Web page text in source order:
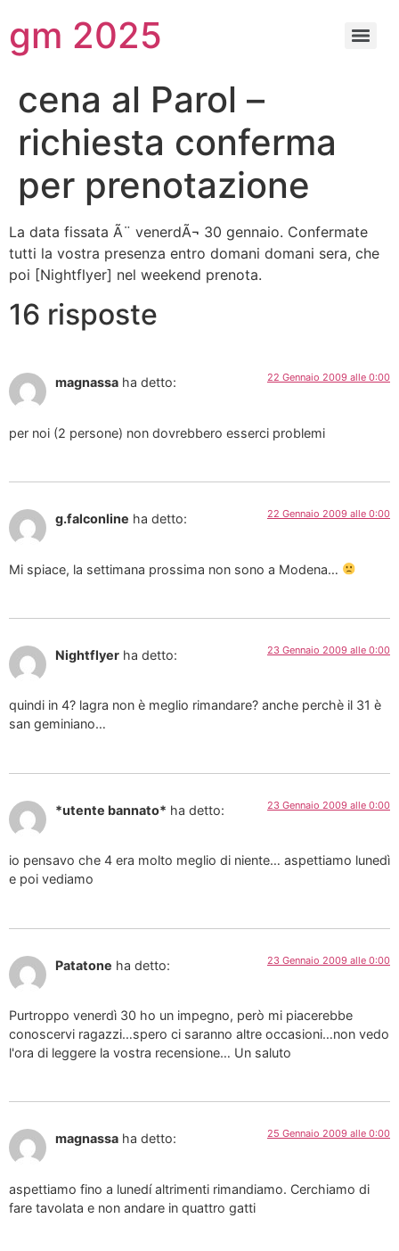
gm 2025
cena al Parol –
richiesta conferma
per prenotazione
La data fissata Ã¨ venerdÃ¬ 30 gennaio. Confermate
tutti la vostra presenza entro domani domani sera, che
poi [Nightflyer] nel weekend prenota.
16 risposte
magnassa ha detto: 22 Gennaio 2009 alle 0:00
per noi (2 persone) non dovrebbero esserci problemi
g.falconline ha detto: 22 Gennaio 2009 alle 0:00
Mi spiace, la settimana prossima non sono a Modena…
Nightflyer ha detto: 23 Gennaio 2009 alle 0:00
quindi in 4? lagra non è meglio rimandare? anche perchè il 31 è
san geminiano…
*utente bannato* ha detto: 23 Gennaio 2009 alle 0:00
io pensavo che 4 era molto meglio di niente… aspettiamo lunedì
e poi vediamo
Patatone ha detto: 23 Gennaio 2009 alle 0:00
Purtroppo venerdì 30 ho un impegno, però mi piacerebbe
conoscervi ragazzi…spero ci saranno altre occasioni…non vedo
l'ora di leggere la vostra recensione… Un saluto
magnassa ha detto: 25 Gennaio 2009 alle 0:00
aspettiamo fino a lunedí altrimenti rimandiamo. Cerchiamo di
fare tavolata e non andare in quattro gatti